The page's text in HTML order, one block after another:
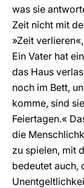
was sie
Zeit nicht mit
»Zeit
Ein Vater hat
das Haus
noch im Bett,
komme, sind
Feiertagen.«
die
zu spielen, mit
bedeutet auch,